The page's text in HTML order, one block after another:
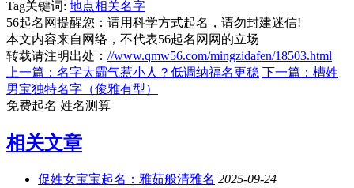
Tag关键词: 地点相关名字
56起名网提醒您：请用科学方式起名，请勿封建迷信!
本文内容来自网络，不代表56起名网网的立场
转载请注明出处： //www.qmw56.com/mingzidafen/18503.html
上一篇：名字太霸气惹小人？低调纳福名更稳 下一篇：槽姓
男宝独特名字（俊雅有型）
免费起名 姓名测算
相关文章
促姓女宝宝起名：雅茹般清雅名 2025-09-24